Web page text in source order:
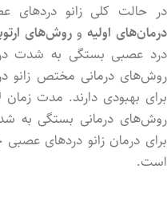
در حالت کلی زانو
درمان‌های اولیهو روش‌های
درد عصبی بستگی به شدت
روش‌های درمانی مختص زانو
برای بهبودی دارند. مدت زمان
روش‌های درمانی بستگی به
است.